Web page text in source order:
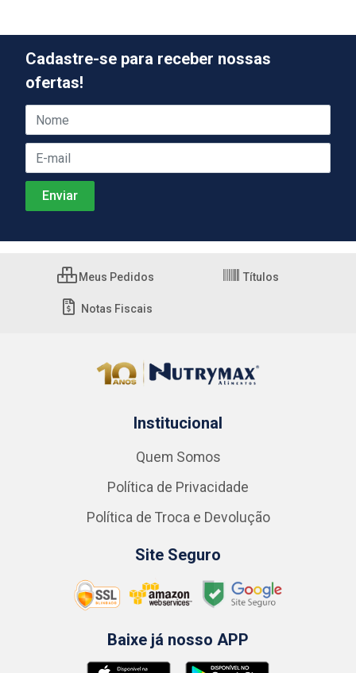
Cadastre-se para receber nossas
ofertas!
Meus Pedidos Títulos
Notas Fiscais
Institucional
Quem Somos
Política de Privacidade
Política de Troca e Devolução
Site Seguro
Baixe já nosso APP